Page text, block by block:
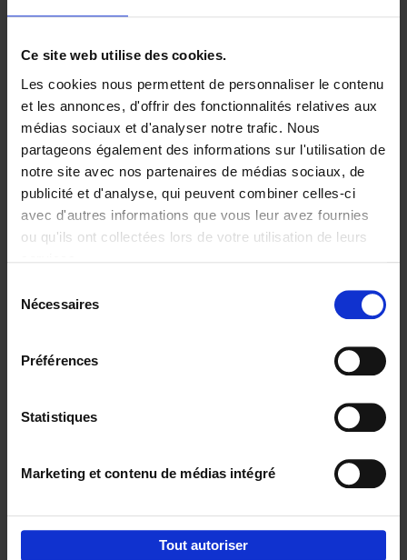
Ce site web utilise des cookies.
Les cookies nous permettent de personnaliser le contenu
et les annonces, d'offrir des fonctionnalités relatives aux
médias sociaux et d'analyser notre trafic. Nous
partageons également des informations sur l'utilisation de
notre site avec nos partenaires de médias sociaux, de
publicité et d'analyse, qui peuvent combiner celles-ci
avec d'autres informations que vous leur avez fournies
ou qu'ils ont collectées lors de votre utilisation de leurs
Nécessaires
Préférences
Statistiques
Marketing et contenu de médias intégré
Tout autoriser
Building Bonds = Building
Business
Jochen Roef Jozefien De Feyter
Carolien Boom
Couverture souple
2025 200
€29,99
Digital marketing like a PRO -
completely revised edition (EN)